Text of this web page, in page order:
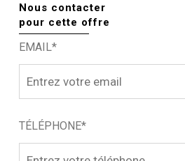
Nous contacter
pour cette offre
EMAIL*
TÉLÉPHONE*